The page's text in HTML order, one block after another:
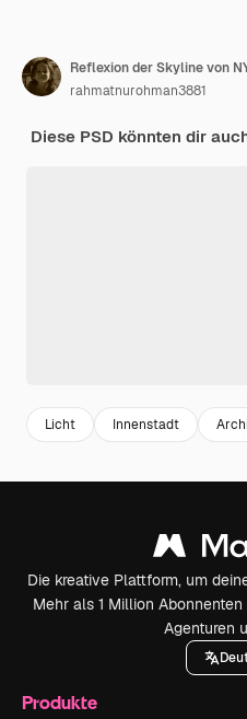
Reflexion der Skyline von
rahmatnurohman3881
Diese PSD könnten dir
Licht Innenstadt
Die kreative Plattform, um
Mehr als 1 Million
Agenturen
Produkte